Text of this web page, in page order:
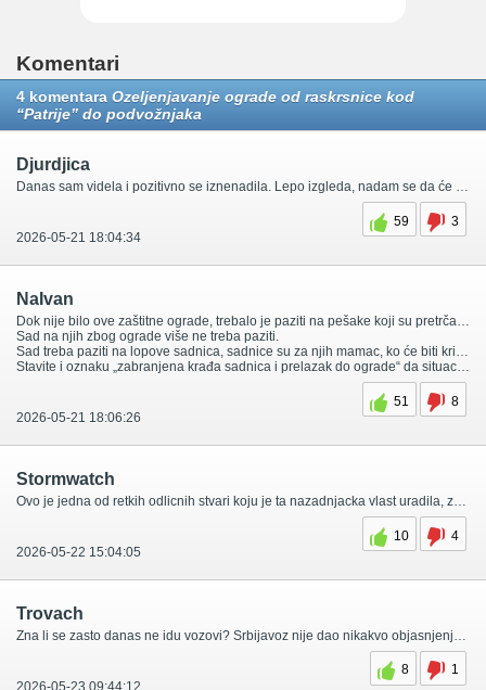
Komentari
4 komentara Ozeljenjavanje ograde od raskrsnice kod
“Patrije” do podvožnjaka
Djurdjica
59
3
2026-05-21 18:04:34
NaIvan
Sad na njih zbog ograde više ne treba paziti.
Sad treba paziti na lopove sadnica, sadnice su za njih mamac, ko će biti kriv ako neki od njih bude noću udaren automobilom?
Stavite i oznaku „zabranjena krađa sadnica i prelazak do ograde“ da situacija bude jasna ko bi mogao biti kriv u slučaju nezgode.
51
8
2026-05-21 18:06:26
Stormwatch
10
4
2026-05-22 15:04:05
Trovach
8
1
2026-05-23 09:44:12